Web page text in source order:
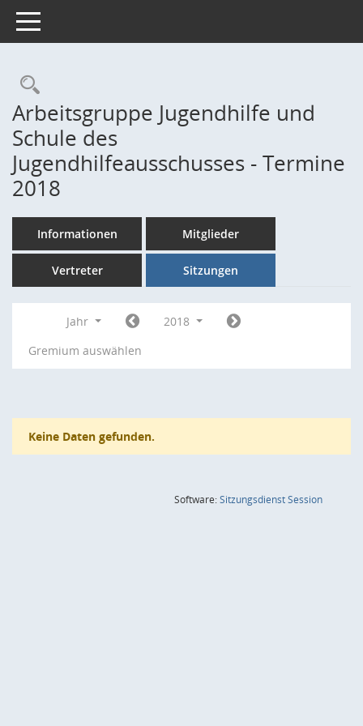
Toggle navigation
Rechercheauswahl
Arbeitsgruppe Jugendhilfe und
Schule des
Jugendhilfeausschusses - Termine
2018
Informationen Mitglieder
Vertreter Sitzungen
Jahr
2018
Gremium auswählen
Keine Daten gefunden.
Software:SitzungsdienstSession(Wird in